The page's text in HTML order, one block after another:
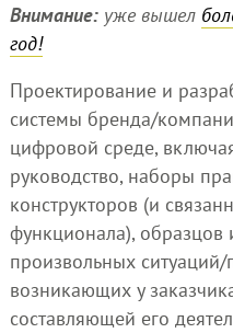
Внимание:уже вышел
год!
Проектирование и
системы бренда/
цифровой среде,
руководство, наборы
конструкторов (и
функционала),
произвольных ситуаций/
возникающих у
составляющей его